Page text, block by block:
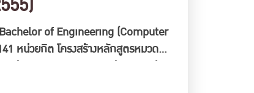
of Engineering (Computer
หน่วยกิต โครงสร้างหลักสูตรหมวด
ลุ่มวิชาสังคมศาสตร์ 3 หน่วยกิต กลุ่ม
วิชาเฉพาะบังคับ 66 หน่วยกิต วิชา